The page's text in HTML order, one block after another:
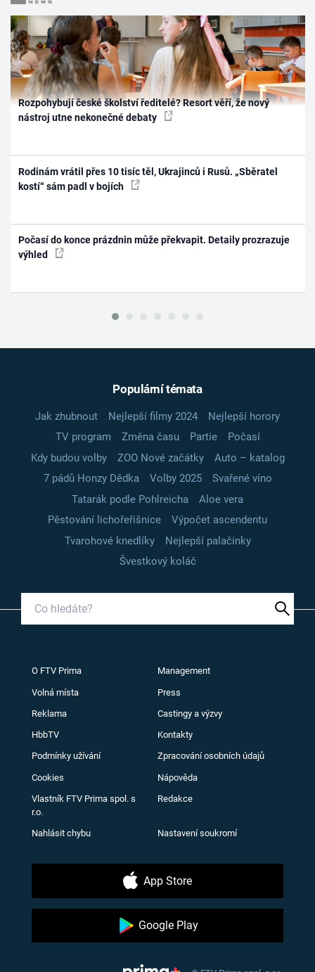
Rozpohybují české školství ředitelé? Resort věří, že nový
nástroj utne nekonečné debaty
Rodinám vrátil přes 10 tisíc těl, Ukrajinců i Rusů. „Sběratel
kostí“ sám padl v bojích
Počasí do konce prázdnin může překvapit. Detaily prozrazuje
výhled
Populární témata
Jak zhubnout Nejlepší filmy 2024
Nejlepší horory
TV program
Změna času Partie
Počasí
Kdy budou volby
ZOO Nové začátky
Auto – katalog
7 pádů Honzy Dědka
Volby 2025
Svařené víno
Tatarák podle Pohlreicha
Aloe vera
Pěstování lichořeřišnice
Výpočet ascendentu
Tvarohové knedlíky
Nejlepší palačinky
Švestkový koláč
O FTV Prima Management
Volná místa Press
Reklama Castingy a výzvy
HbbTV Kontakty
Podmínky užívání Zpracování osobních údajů
Cookies Nápověda
Vlastník FTV Prima spol. s
r.o.
Redakce
Nahlásit chybu Nastavení soukromí
App Store
Google Play